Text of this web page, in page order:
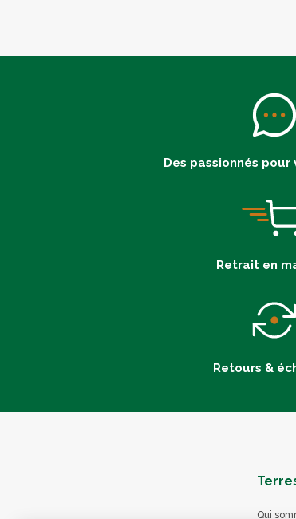
Des passionnés
Retrait en
Retours &
Qui